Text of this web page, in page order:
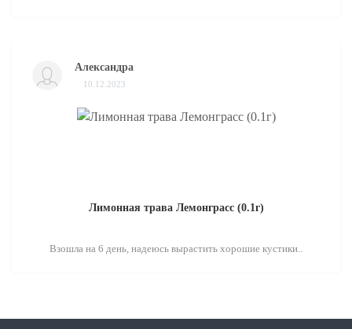
Александра
10.12.2023
Лимонная трава Лемонграсс (0.1г)
Взошла на 6 день, надеюсь вырастить хорошие кустики..